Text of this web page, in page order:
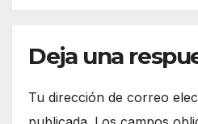
Deja una
Tu dirección de correo